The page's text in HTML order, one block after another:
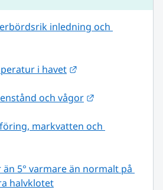
inledning och
i havet
och vågor
markvatten och
5° varmare än normalt på
halvklotet